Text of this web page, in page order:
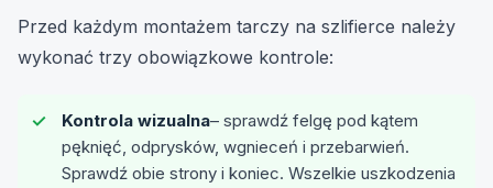
Przed każdym montażem tarczy na szlifierce należy
wykonać trzy obowiązkowe kontrole:
Kontrola wizualna– sprawdź felgę pod kątem
pęknięć, odprysków, wgnieceń i przebarwień.
Sprawdź obie strony i koniec. Wszelkie uszkodzenia